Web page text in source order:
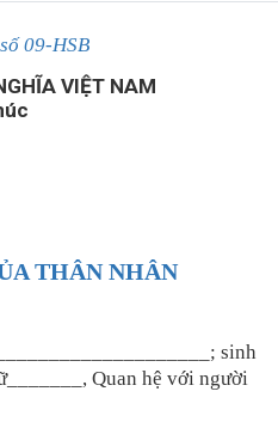
09-HSB
VIỆT NAM
THÂN NHÂN
sinh
Quan hệ với người